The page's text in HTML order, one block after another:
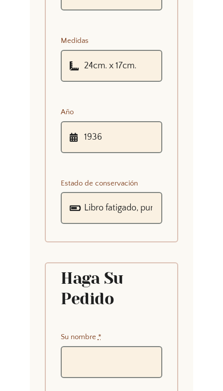
Medidas
Año
Estado de conservación
Haga Su
Pedido
Su nombre *